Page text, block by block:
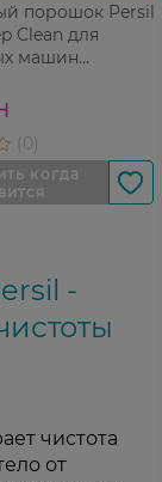
порошок Persil
Clean для
машин
Silan 27 циклов
-
чистота
от